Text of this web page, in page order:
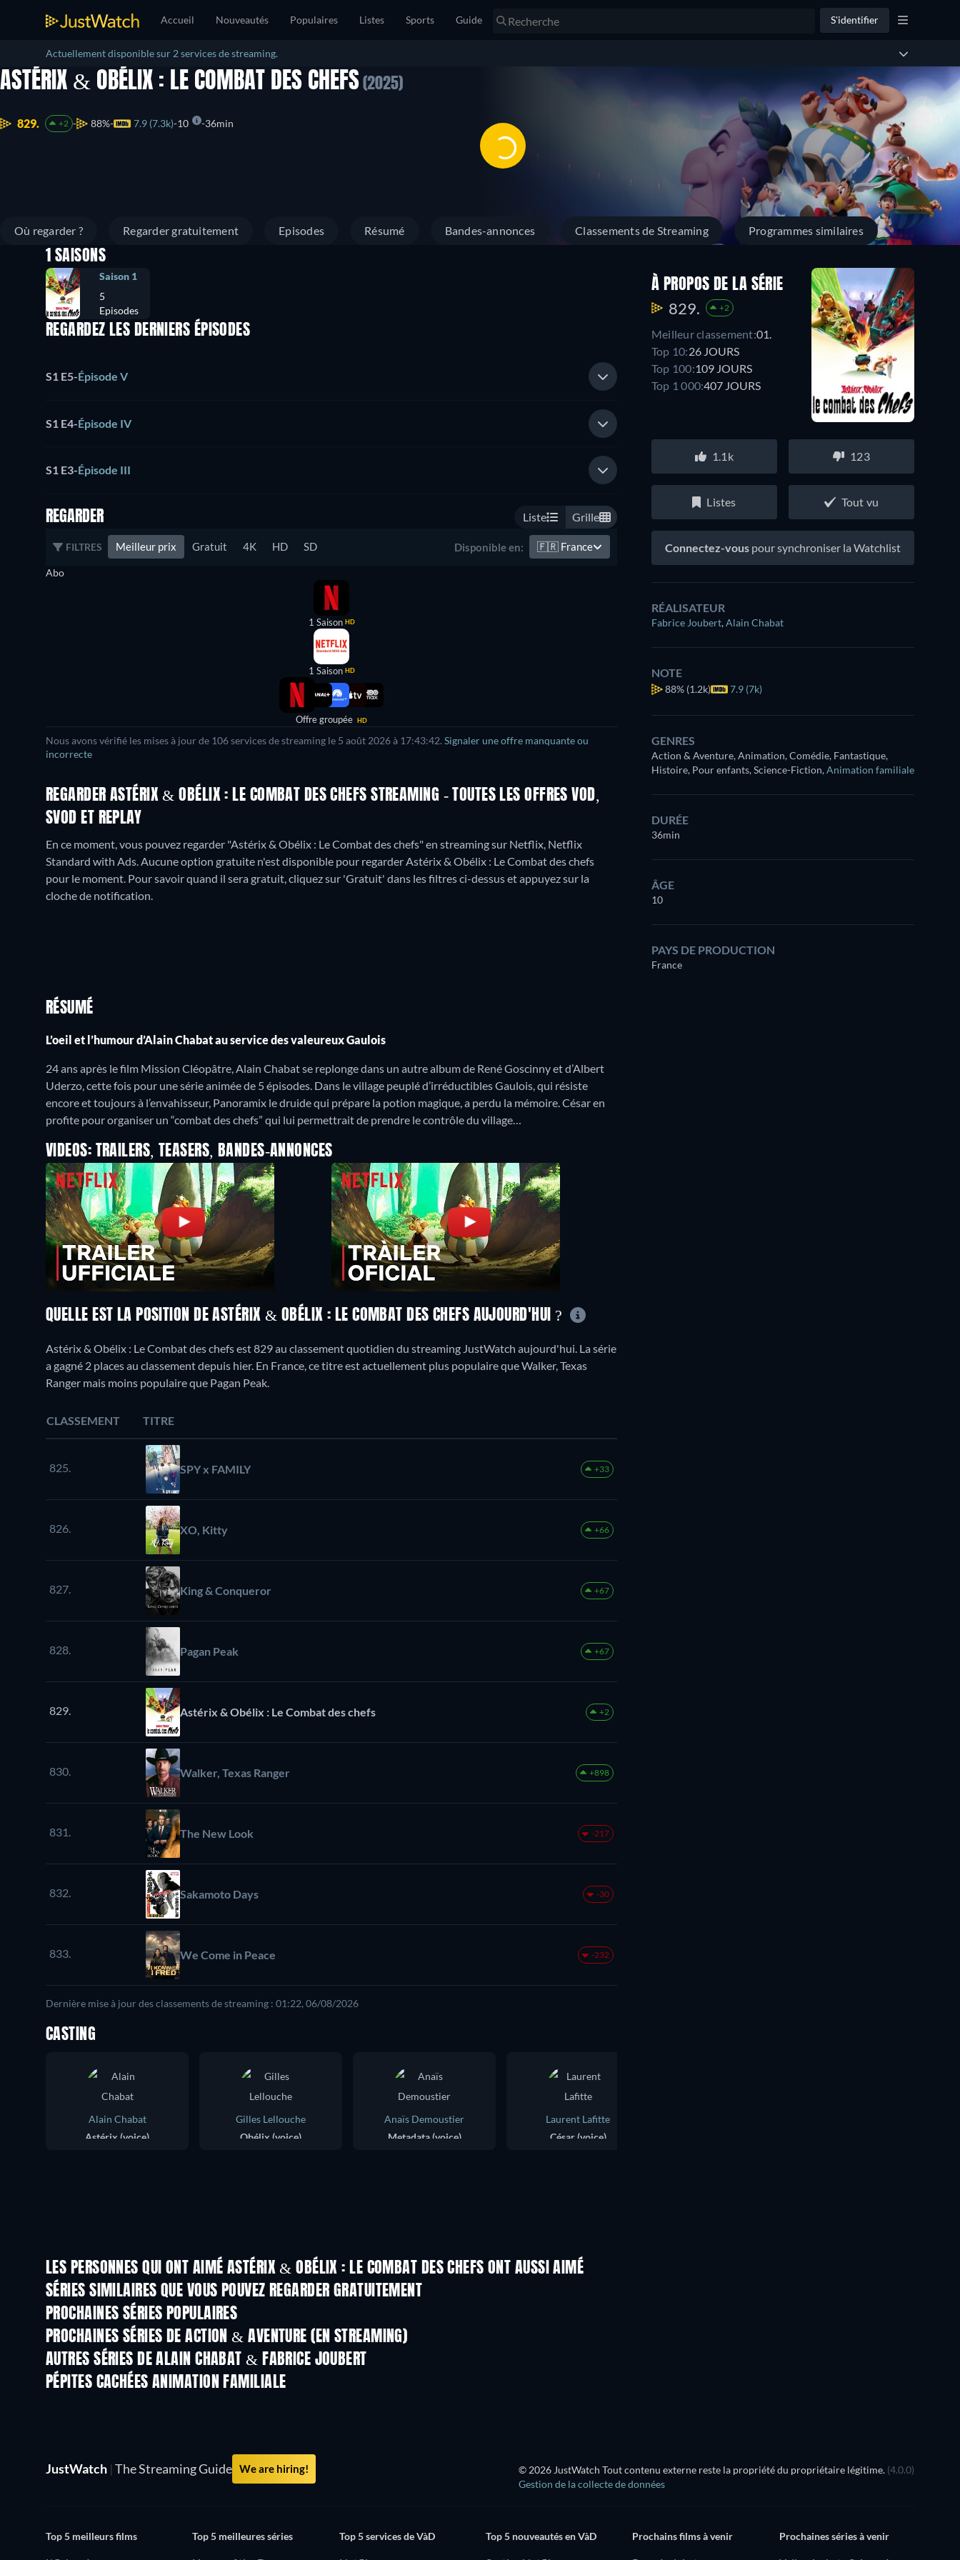
Accueil Nouveautés Populaires Listes Sports Guide S'identifier
Actuellement disponible sur 2 services de streaming.
ASTÉRIX & OBÉLIX : LE COMBAT DES CHEFS (2025)
829. +2 88% 7.9 (7.3k) 10 36min
Où regarder ? Regarder gratuitement Episodes Résumé Bandes-annonces Classements de Streaming Programmes similaires
1 SAISONS
Saison 1
5
Episodes
REGARDEZ LES DERNIERS ÉPISODES
S1 E5-Épisode V
S1 E4-Épisode IV
S1 E3-Épisode III
REGARDER Liste Grille
FILTRES Meilleur prix Gratuit 4K HD SD Disponible en: 🇫🇷 France
Abo
1 Saison HD
1 Saison HD
Offre groupée HD
Nous avons vérifié les mises à jour de 106services de streaming le 5 août 2026à 17:43:42. Signaler une offre manquante ou
incorrecte
REGARDER ASTÉRIX & OBÉLIX : LE COMBAT DES CHEFS STREAMING - TOUTES LES OFFRES VOD,
SVOD ET REPLAY
En ce moment, vous pouvez regarder "Astérix & Obélix : Le Combat des chefs" en streaming sur Netflix, Netflix
Standard with Ads. Aucune option gratuite n'est disponible pour regarder Astérix & Obélix : Le Combat des chefs
pour le moment. Pour savoir quand il sera gratuit, cliquez sur 'Gratuit' dans les filtres ci-dessus et appuyez sur la
cloche de notification.
RÉSUMÉ
L’oeil et l’humour d’Alain Chabat au service des valeureux Gaulois
24 ans après le film Mission Cléopâtre, Alain Chabat se replonge dans un autre album de René Goscinny et d’Albert
Uderzo, cette fois pour une série animée de 5 épisodes. Dans le village peuplé d’irréductibles Gaulois, qui résiste
encore et toujours à l’envahisseur, Panoramix le druide qui prépare la potion magique, a perdu la mémoire. César en
profite pour organiser un “combat des chefs” qui lui permettrait de prendre le contrôle du village…
VIDEOS: TRAILERS, TEASERS, BANDES-ANNONCES
À PROPOS DE LA SÉRIE
829. +2
Meilleur classement:01.
Top 10:26 JOURS
Top 100:109 JOURS
Top 1 000:407 JOURS
1.1k 123
Listes Tout vu
Connectez-vous pour synchroniser la Watchlist
RÉALISATEUR
Fabrice Joubert,Alain Chabat
NOTE
88% (1.2k) 7.9 (7k)
GENRES
Action & Aventure, Animation, Comédie, Fantastique,
Histoire, Pour enfants, Science-Fiction,Animation familiale
DURÉE
36min
ÂGE
10
PAYS DE PRODUCTION
France
QUELLE EST LA POSITION DE ASTÉRIX & OBÉLIX : LE COMBAT DES CHEFS AUJOURD'HUI ?
Astérix & Obélix : Le Combat des chefs est 829 au classement quotidien du streaming JustWatch aujourd'hui. La série
a gagné 2 places au classement depuis hier. En France, ce titre est actuellement plus populaire que Walker, Texas
Ranger mais moins populaire que Pagan Peak.
CLASSEMENT TITRE
825. SPY x FAMILY +33
826. XO, Kitty +66
827. King & Conqueror +67
828. Pagan Peak +67
829. Astérix & Obélix : Le Combat des chefs +2
830. Walker, Texas Ranger +898
831. The New Look -217
832. Sakamoto Days -30
833. We Come in Peace -232
Dernière mise à jour des classements de streaming : 01:22, 06/08/2026
CASTING
Alain Chabat
Astérix (voice)
Gilles Lellouche
Obélix (voice)
Anaïs Demoustier
Metadata (voice)
Laurent Lafitte
César (voice)
LES PERSONNES QUI ONT AIMÉ ASTÉRIX & OBÉLIX : LE COMBAT DES CHEFS ONT AUSSI AIMÉ
Série Série Série
SÉRIES SIMILAIRES QUE VOUS POUVEZ REGARDER GRATUITEMENT
Série Série
PROCHAINES SÉRIES POPULAIRES
Série
PROCHAINES SÉRIES DE ACTION & AVENTURE (EN STREAMING)
Saison 2 Saison 2
AUTRES SÉRIES DE ALAIN CHABAT & FABRICE JOUBERT
Série Série
PÉPITES CACHÉES ANIMATION FAMILIALE
JustWatch | The Streaming Guide We are hiring! © 2026 JustWatch Tout contenu externe reste la propriété du propriétaire légitime. (4.0.0)
Gestion de la collecte de données
Top 5 meilleurs films Top 5 meilleures séries Top 5 services de VàD Top 5 nouveautés en VàD Prochains films à venir Prochaines séries à venir